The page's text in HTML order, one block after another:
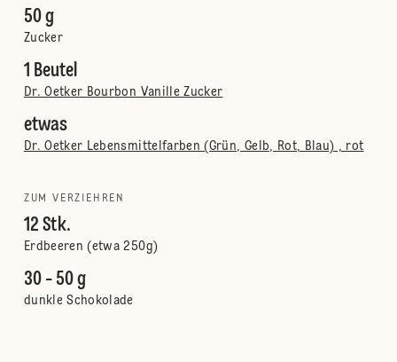
50 g
Zucker
1 Beutel
Dr. Oetker Bourbon Vanille Zucker
etwas
Dr. Oetker Lebensmittelfarben (Grün, Gelb, Rot, Blau) , rot
ZUM VERZIEHREN
12 Stk.
Erdbeeren (etwa 250g)
30 - 50 g
dunkle Schokolade